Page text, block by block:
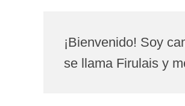
¡Bienvenido! Soy
se llama Firulais y